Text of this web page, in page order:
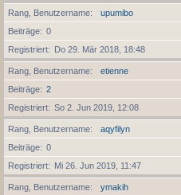
Rang, Benutzername
upumibo
Beiträge
0
Registriert
Do 29. Mär 2018, 18:48
Rang, Benutzername
etienne
Beiträge
2
Registriert
So 2. Jun 2019, 12:08
Rang, Benutzername
aqyfilyn
Beiträge
0
Registriert
Mi 26. Jun 2019, 11:47
Rang, Benutzername
ymakih